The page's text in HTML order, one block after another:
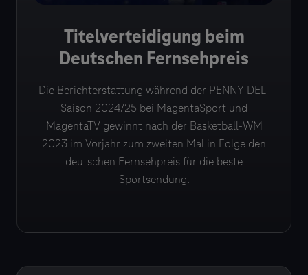
Titelverteidigung beim
Deutschen Fernsehpreis
Die Berichterstattung während der PENNY DEL-
Saison 2024/25 bei MagentaSport und
MagentaTV gewinnt nach der Basketball-WM
2023 im Vorjahr zum zweiten Mal in Folge den
deutschen Fernsehpreis für die beste
Sportsendung.